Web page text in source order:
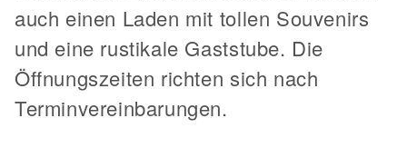
auch einen Laden mit tollen Souvenirs
und eine rustikale Gaststube. Die
Öffnungszeiten richten sich nach
Terminvereinbarungen.